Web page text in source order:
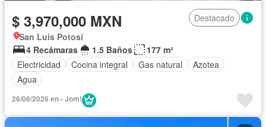
$ 3,970,000 MXN
Destacado
San Luis Potosí
4 Recámaras
1.5 Baños
177 m²
Electricidad
Cocina integral Gas natural
Azotea
Agua
26/06/2026 en - Jom!